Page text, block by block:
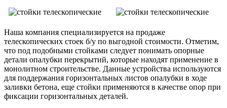
Наша компания специализируется на продаже
телескопических стоек б/у по выгодной стоимости. Отметим,
что под подобными стойками следует понимать опорные
детали опалубки перекрытий, которые находят применение в
монолитном строительстве. Данные устройства используются
для поддержания горизонтальных листов опалубки в ходе
заливки бетона, еще стойки применяются в качестве опор при
фиксации горизонтальных деталей.